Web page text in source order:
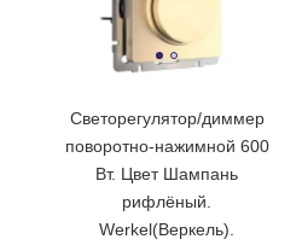
Светорегулятор/диммер
поворотно-нажимной 600
Вт. Цвет Шампань
рифлёный.
Werkel(Веркель).